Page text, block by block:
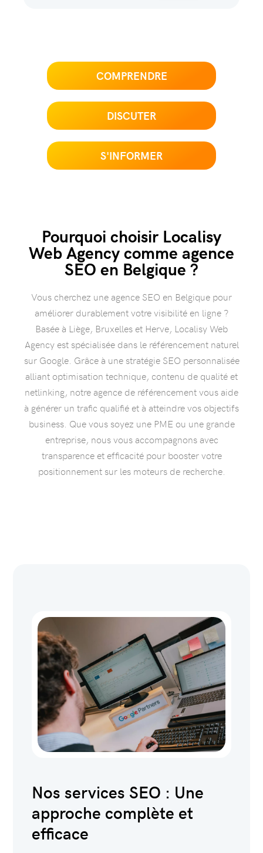
COMPRENDRE
DISCUTER
S'INFORMER
Pourquoi choisir Localisy
Web Agency comme agence
SEO en Belgique ?
Vous cherchez une agence SEO en Belgique pour
améliorer durablement votre visibilité en ligne ?
Basée à Liège, Bruxelles et Herve, Localisy Web
Agency est spécialisée dans le référencement naturel
sur Google. Grâce à une stratégie SEO personnalisée
alliant optimisation technique, contenu de qualité et
netlinking, notre agence de référencement vous aide
à générer un trafic qualifié et à atteindre vos objectifs
business. Que vous soyez une PME ou une grande
entreprise, nous vous accompagnons avec
transparence et efficacité pour booster votre
positionnement sur les moteurs de recherche.
Nos services SEO : Une
approche complète et
efficace